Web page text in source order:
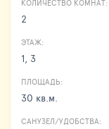
КОЛИЧЕСТВО КОМНАТ:
2
ЭТАЖ:
1, 3
ПЛОЩАДЬ:
30 кв.м.
САНУЗЕЛ/УДОБСТВА: